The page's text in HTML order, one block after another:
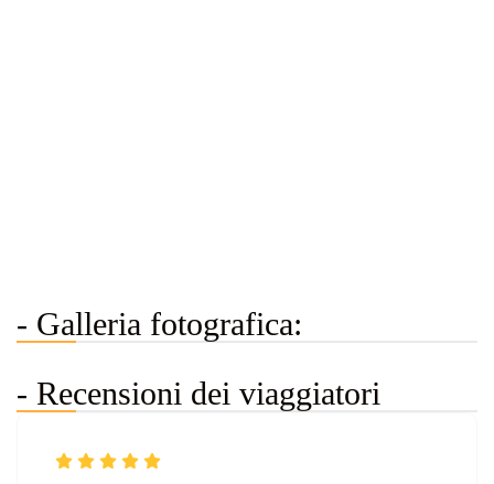
- Galleria fotografica:
- Recensioni dei viaggiatori